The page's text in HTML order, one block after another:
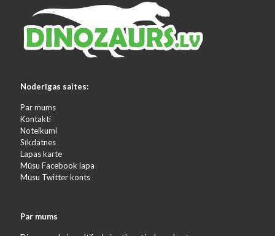
Noderīgas saites:
Par mums
Kontakti
Noteikumi
Sīkdatnes
Lapas karte
Mūsu Facebook lapa
Mūsu Twitter konts
Par mums